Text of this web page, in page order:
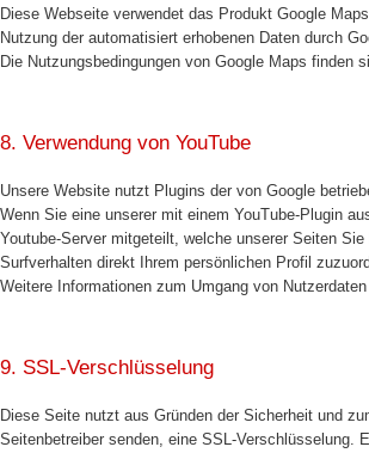
Diese Webseite verwendet das Produkt Google
Nutzung der automatisiert erhobenen Daten durch
Die Nutzungsbedingungen von Google Maps finden
8. Verwendung von YouTube
Unsere Website nutzt Plugins der von Google
Wenn Sie eine unserer mit einem YouTube-Plugin
Youtube-Server mitgeteilt, welche unserer Seiten
Surfverhalten direkt Ihrem persönlichen Profil
Weitere Informationen zum Umgang von
9. SSL-Verschlüsselung
Diese Seite nutzt aus Gründen der Sicherheit und
Seitenbetreiber senden, eine SSL-